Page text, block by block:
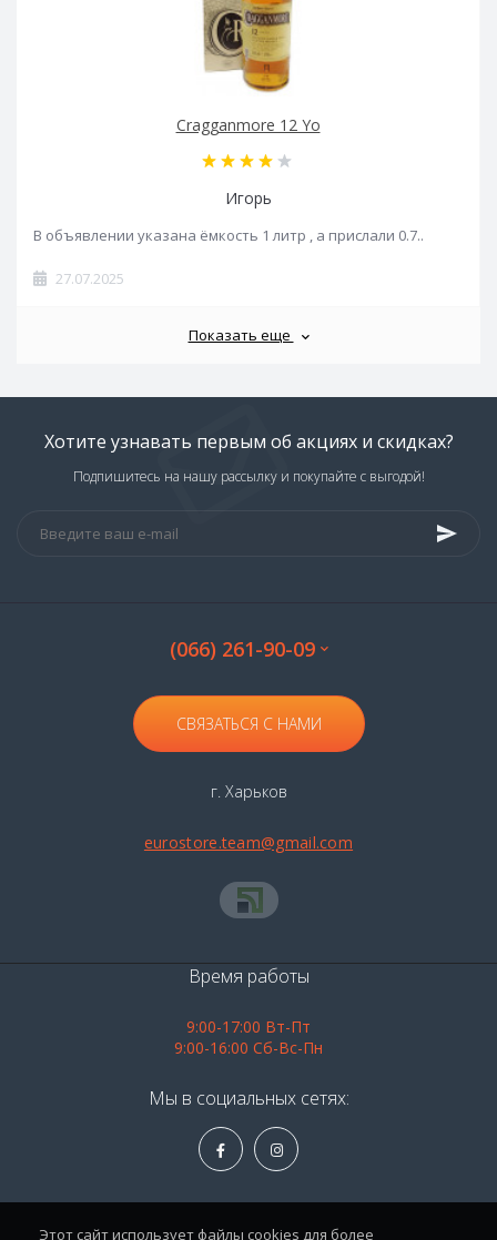
Cragganmore 12 Yo
Игорь
В объявлении указана ёмкость 1 литр , а прислали 0.7..
27.07.2025
Показать еще
Хотите узнавать первым об акциях и скидках?
Подпишитесь на нашу рассылку и покупайте с выгодой!
(066) 261-90-09
СВЯЗАТЬСЯ С НАМИ
г. Харьков
eurostore.team@gmail.com
Время работы
9:00-17:00 Вт-Пт
9:00-16:00 Сб-Вс-Пн
Мы в социальных сетях:
Этот сайт использует файлы cookies для более